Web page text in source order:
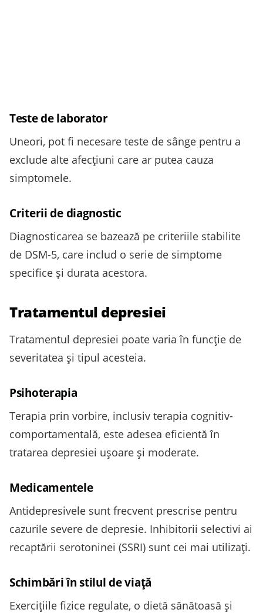
Teste de laborator
Uneori, pot fi necesare teste de sânge pentru a
exclude alte afecțiuni care ar putea cauza
simptomele.
Criterii de diagnostic
Diagnosticarea se bazează pe criteriile stabilite
de DSM-5, care includ o serie de simptome
specifice și durata acestora.
Tratamentul depresiei
Tratamentul depresiei poate varia în funcție de
severitatea și tipul acesteia.
Psihoterapia
Terapia prin vorbire, inclusiv terapia cognitiv-
comportamentală, este adesea eficientă în
tratarea depresiei ușoare și moderate.
Medicamentele
Antidepresivele sunt frecvent prescrise pentru
cazurile severe de depresie. Inhibitorii selectivi ai
recaptării serotoninei (SSRI) sunt cei mai utilizați.
Schimbări în stilul de viață
Exercițiile fizice regulate, o dietă sănătoasă și